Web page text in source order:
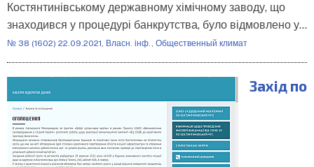
Костянтинівському державному хімічному заводу, що
знаходився у процедурі банкрутства, було відмовлено у…
№ 38 (1602) 22.09.2021, Власн. інф. , Общественный климат
Захід по